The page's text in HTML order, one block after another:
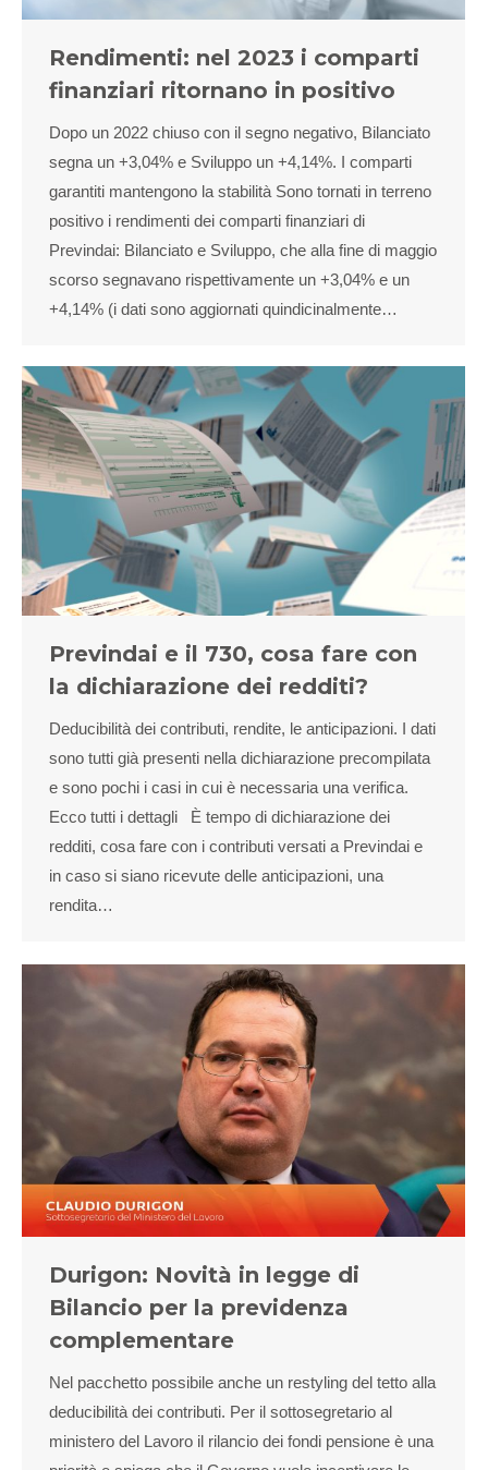
Rendimenti: nel 2023 i comparti
finanziari ritornano in positivo
Dopo un 2022 chiuso con il segno negativo, Bilanciato
segna un +3,04% e Sviluppo un +4,14%. I comparti
garantiti mantengono la stabilità Sono tornati in terreno
positivo i rendimenti dei comparti finanziari di
Previndai: Bilanciato e Sviluppo, che alla fine di maggio
scorso segnavano rispettivamente un +3,04% e un
+4,14% (i dati sono aggiornati quindicinalmente…
Previndai e il 730, cosa fare con
la dichiarazione dei redditi?
Deducibilità dei contributi, rendite, le anticipazioni. I dati
sono tutti già presenti nella dichiarazione precompilata
e sono pochi i casi in cui è necessaria una verifica.
Ecco tutti i dettagli È tempo di dichiarazione dei
redditi, cosa fare con i contributi versati a Previndai e
in caso si siano ricevute delle anticipazioni, una
rendita…
Durigon: Novità in legge di
Bilancio per la previdenza
complementare
Nel pacchetto possibile anche un restyling del tetto alla
deducibilità dei contributi. Per il sottosegretario al
ministero del Lavoro il rilancio dei fondi pensione è una